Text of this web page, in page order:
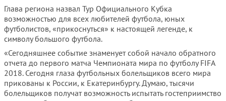
Глава региона назвал Тур Официального Кубка
возможностью для всех любителей футбола, юных
футболистов, «прикоснуться» к настоящей легенде, к
символу большого футбола.
«Сегодняшнее событие знаменует собой начало обратного
отчета до первого матча Чемпионата мира по футболу FIFA
2018. Сегодня глаза футбольных болельщиков всего мира
прикованы к России, к Екатеринбургу. Думаю, тысячи
болельщиков получат возможность испытать гостеприимство